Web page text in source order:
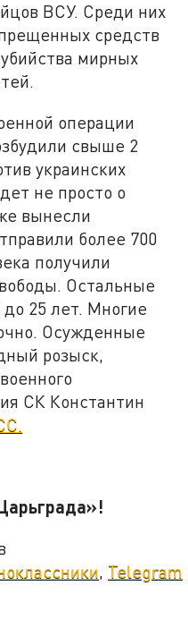
ВСУ. Среди них
средств
мирных
операции
свыше 2
украинских
не просто о
вынесли
более 700
получили
Остальные
25 лет. Многие
Осужденные
розыск,
СК Константин
«Царьграда»!
, Telegram